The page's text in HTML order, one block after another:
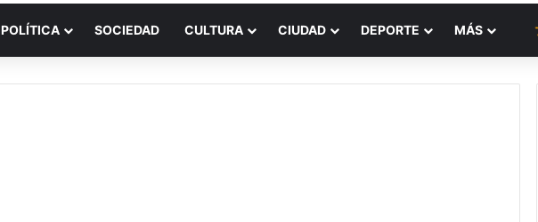
POLÍTICA SOCIEDAD CULTURA CIUDAD DEPORTE MÁS